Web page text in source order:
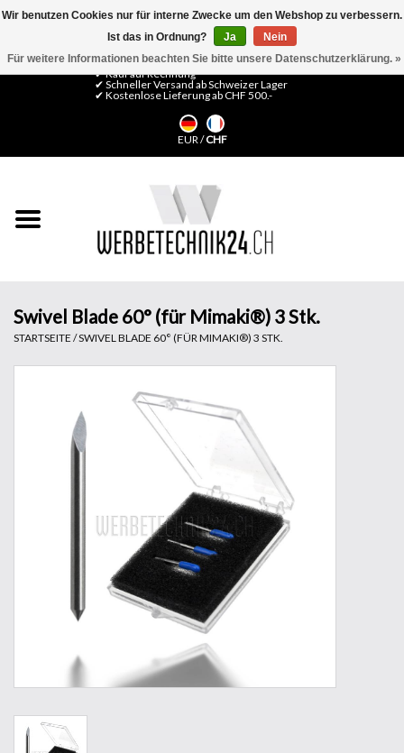
Mein Konto / Kundenkonto anlegen
✔ Kauf auf Rechnung
✔ Schneller Versand ab Schweizer Lager
✔ Kostenlose Lieferung ab CHF 500.-
EUR/CHF
Fertigung & Montage
Werkzeuge
Swivel Blade 60° (für Mimaki®) 3 Stk.
STARTSEITE /SWIVEL BLADE 60° (FÜR MIMAKI®) 3 STK.
Wir benutzen Cookies nur für interne Zwecke um den Webshop zu verbessern.
Ist das in Ordnung?
Ja
Nein
Für weitere Informationen beachten Sie bitte unsere Datenschutzerklärung. »